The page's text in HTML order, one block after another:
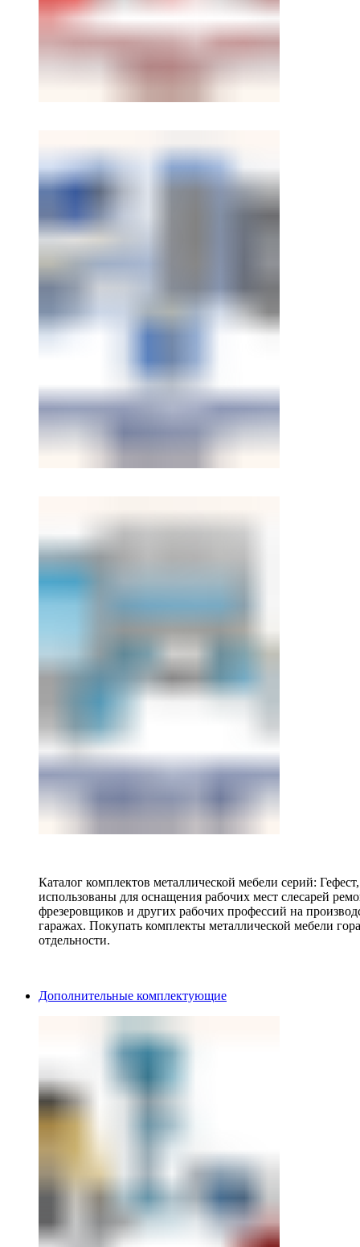
Каталог комплектов металлической мебели серий:
использованы для оснащения рабочих мест слесарей
фрезеровщиков и других рабочих профессий на
гаражах. Покупать комплекты металлической мебели
отдельности.
Дополнительные комплектующие